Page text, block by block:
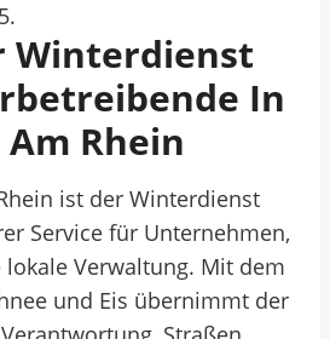
Winterdienst
In
Rhein
ist der Winterdienst
Service für Unternehmen,
lokale Verwaltung. Mit dem
und Eis übernimmt der